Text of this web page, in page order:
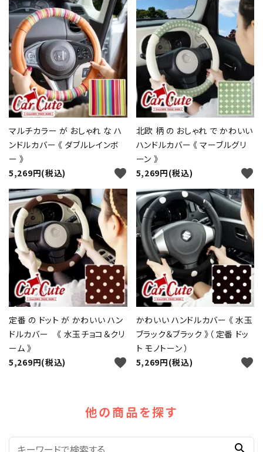
マルチカラー が おしゃれ な ハ
ンドルカバー 《 ダブルレインボ
ー 》
5,269円(税込)
favorite
北欧 柄 の おしゃれ で かわいい
ハンドルカバー 《 マーブルグリ
ーン 》
5,269円(税込)
favorite
定番 の ドット が かわいい ハン
ドルカバー 《 水玉チョコ＆クリ
ーム 》
5,269円(税込)
favorite
かわいい ハンドルカバー 《 水玉
ブラック＆ブラック 》（ 定番 ドッ
ト モノトーン ）
5,269円(税込)
favorite
他の商品を探す
search